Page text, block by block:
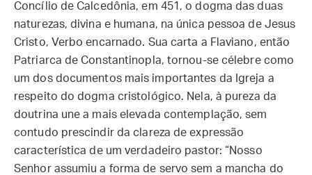
Concílio de Calcedônia, em 451, o dogma das duas
naturezas, divina e humana, na única pessoa de Jesus
Cristo, Verbo encarnado. Sua carta a Flaviano, então
Patriarca de Constantinopla, tornou-se célebre como
um dos documentos mais importantes da Igreja a
respeito do dogma cristológico. Nela, à pureza da
doutrina une a mais elevada contemplação, sem
contudo prescindir da clareza de expressão
característica de um verdadeiro pastor: “Nosso
Senhor assumiu a forma de servo sem a mancha do